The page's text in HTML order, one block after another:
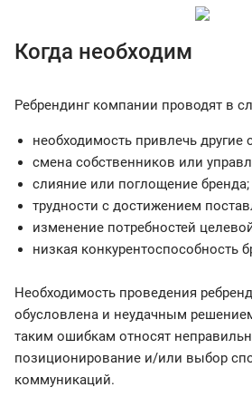
Когда необходим
Ребрендинг компании проводят в
необходимость привлечь другие
смена собственников или
слияние или поглощение бренда;
трудности с достижением
изменение потребностей
низкая конкурентоспособность
Необходимость проведения
обусловлена и неудачным
таким ошибкам относят
позиционирование и/или выбор
коммуникаций.